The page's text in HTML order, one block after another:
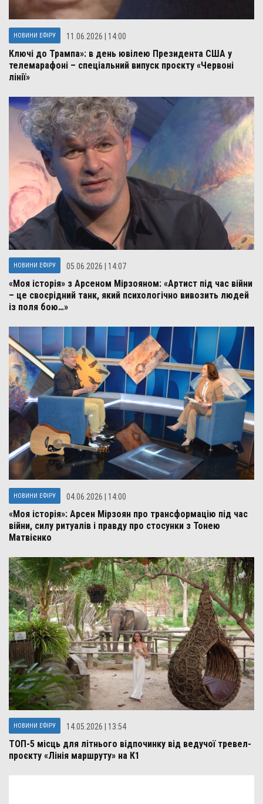
НОВИНИ ЕФІРУ 11.06.2026 | 14:00
Ключі до Трампа»: в день ювілею Президента США у
телемарафоні – спеціальний випуск проєкту «Червоні
лінії»
НОВИНИ ЕФІРУ 05.06.2026 | 14:07
«Моя історія» з Арсеном Мірзояном: «Артист під час війни
– це своєрідний танк, який психологічно вивозить людей
із поля бою…»
НОВИНИ ЕФІРУ 04.06.2026 | 14:00
«Моя історія»: Арсен Мірзоян про трансформацію під час
війни, силу ритуалів і правду про стосунки з Тонею
Матвієнко
НОВИНИ ЕФІРУ 14.05.2026 | 13:54
ТОП-5 місць для літнього відпочинку від ведучої тревел-
проєкту «Лінія маршруту» на К1